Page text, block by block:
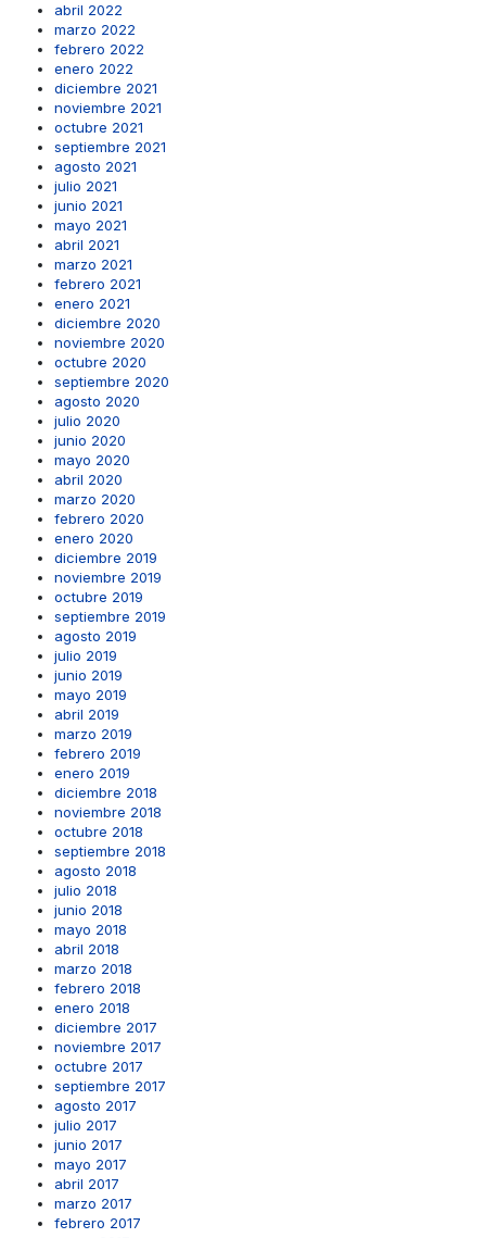
abril 2022
marzo 2022
febrero 2022
enero 2022
diciembre 2021
noviembre 2021
octubre 2021
septiembre 2021
agosto 2021
julio 2021
junio 2021
mayo 2021
abril 2021
marzo 2021
febrero 2021
enero 2021
diciembre 2020
noviembre 2020
octubre 2020
septiembre 2020
agosto 2020
julio 2020
junio 2020
mayo 2020
abril 2020
marzo 2020
febrero 2020
enero 2020
diciembre 2019
noviembre 2019
octubre 2019
septiembre 2019
agosto 2019
julio 2019
junio 2019
mayo 2019
abril 2019
marzo 2019
febrero 2019
enero 2019
diciembre 2018
noviembre 2018
octubre 2018
septiembre 2018
agosto 2018
julio 2018
junio 2018
mayo 2018
abril 2018
marzo 2018
febrero 2018
enero 2018
diciembre 2017
noviembre 2017
octubre 2017
septiembre 2017
agosto 2017
julio 2017
junio 2017
mayo 2017
abril 2017
marzo 2017
febrero 2017